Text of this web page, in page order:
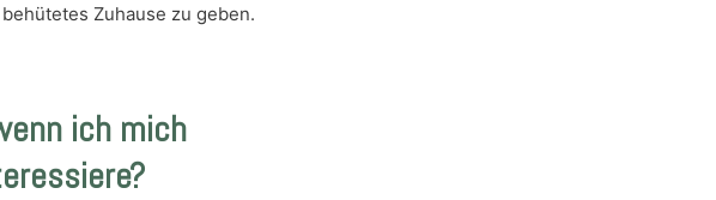
Zuhause zu geben.
ich mich